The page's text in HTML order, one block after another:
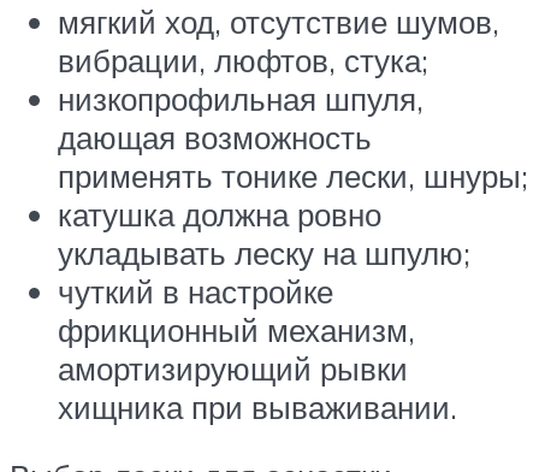
мягкий ход, отсутствие шумов,
вибрации, люфтов, стука;
низкопрофильная шпуля,
дающая возможность
применять тонике лески, шнуры;
катушка должна ровно
укладывать леску на шпулю;
чуткий в настройке
фрикционный механизм,
амортизирующий рывки
хищника при вываживании.